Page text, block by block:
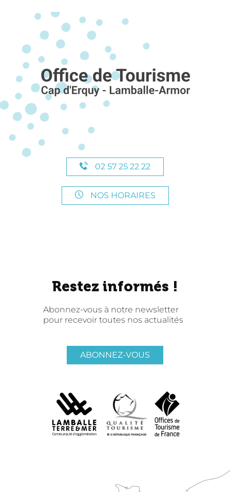
02 57 25 22 22
NOS HORAIRES
Restez informés !
Abonnez-vous à notre newsletter
pour recevoir toutes nos actualités
ABONNEZ-VOUS